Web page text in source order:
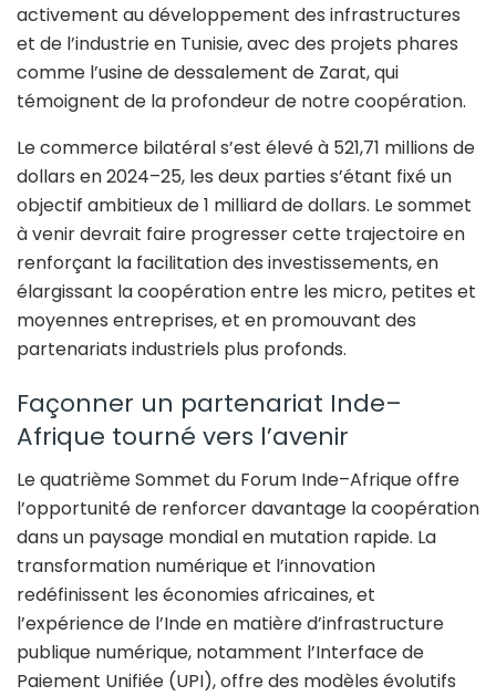
activement au développement des infrastructures
et de l’industrie en Tunisie, avec des projets phares
comme l’usine de dessalement de Zarat, qui
témoignent de la profondeur de notre coopération.
Le commerce bilatéral s’est élevé à 521,71 millions de
dollars en 2024–25, les deux parties s’étant fixé un
objectif ambitieux de 1 milliard de dollars. Le sommet
à venir devrait faire progresser cette trajectoire en
renforçant la facilitation des investissements, en
élargissant la coopération entre les micro, petites et
moyennes entreprises, et en promouvant des
partenariats industriels plus profonds.
Façonner un partenariat Inde–
Afrique tourné vers l’avenir
Le quatrième Sommet du Forum Inde–Afrique offre
l’opportunité de renforcer davantage la coopération
dans un paysage mondial en mutation rapide. La
transformation numérique et l’innovation
redéfinissent les économies africaines, et
l’expérience de l’Inde en matière d’infrastructure
publique numérique, notamment l’Interface de
Paiement Unifiée (UPI), offre des modèles évolutifs